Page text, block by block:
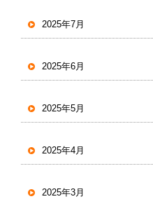
2025年7月
2025年6月
2025年5月
2025年4月
2025年3月